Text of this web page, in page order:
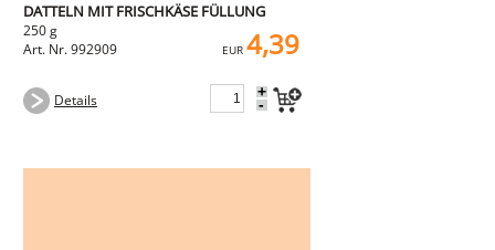
DATTELN MIT FRISCHKÄSE FÜLLUNG
250 g
Art. Nr. 992909
EUR 4,39
Details +
-